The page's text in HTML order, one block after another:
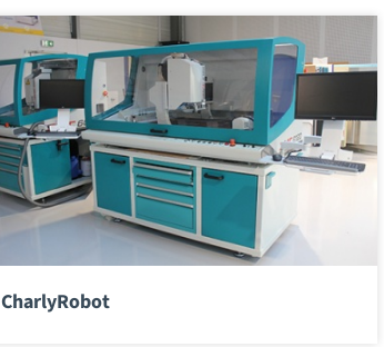
CharlyRobot